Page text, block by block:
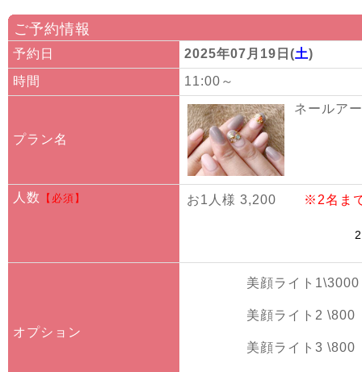
ご予約情報
予約日 2025年07月19日(土)
時間
11:00～
プラン名
ネールア
人数 【必須】 お1人様 3,200 ※2名ま
オプション
美顔ライト1\3000
美顔ライト2 \800
美顔ライト3 \800